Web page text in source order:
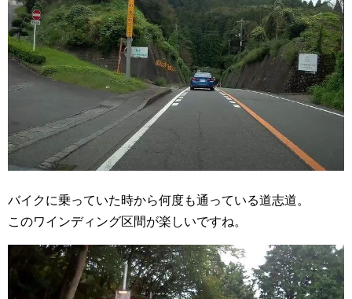
バイクに乗っていた時から何度も通っている道志道。
このワインディング区間が楽しいですね。